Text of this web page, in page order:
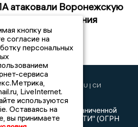
атаковали Воронежскую
есть повреждения
2019 © VORONEZHNEWS.RU | СИ
«Воронежские новости»
Общество с ограниченной
НОВОСТИ" (ОГРН
кнопку вы
согласие на
персональных
сервиса
LiveInternet.
используются
Оставаясь на
вы принимаете